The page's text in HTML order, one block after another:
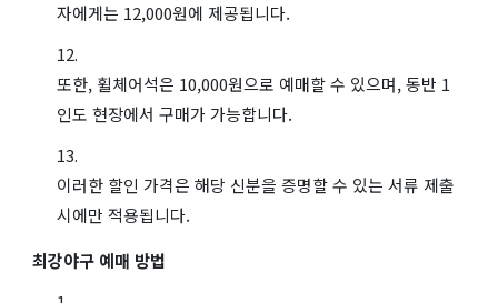
자에게는 12,000원에 제공됩니다.
또한, 휠체어석은 10,000원으로 예매할 수 있으며, 동반 1
인도 현장에서 구매가 가능합니다.
이러한 할인 가격은 해당 신분을 증명할 수 있는 서류 제출
시에만 적용됩니다.
최강야구 예매 방법